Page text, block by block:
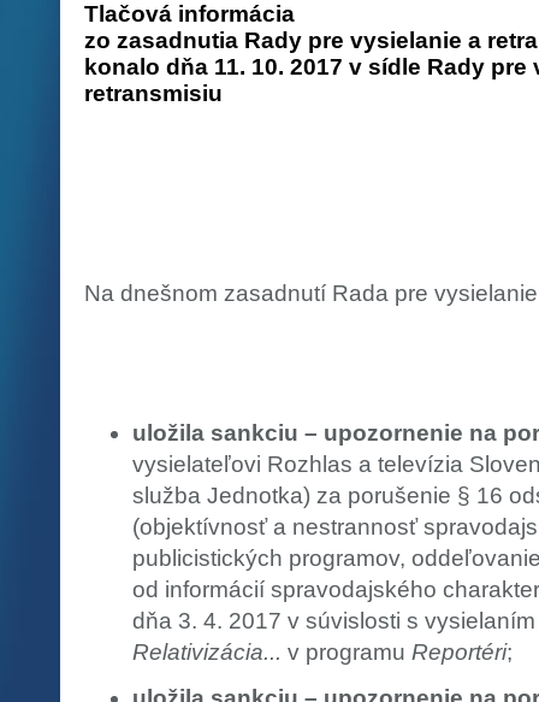
Tlačová informácia
zo zasadnutia Rady pre vysielanie a
konalo dňa 11. 10. 2017 v sídle Rady pre
retransmisiu
Na dnešnom zasadnutí Rada pre
uložila sankciu – upozornenie na
vysielateľovi Rozhlas a televízia
služba Jednotka) za porušenie § 16
(objektívnosť a nestrannosť
publicistických programov,
od informácií spravodajského
dňa 3. 4. 2017 v súvislosti s
Relativizácia... v programu Reportéri;